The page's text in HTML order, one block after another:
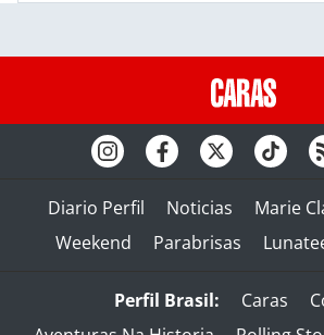
Diario Perfil Noticias Marie
Weekend
Parabrisas
Perfil Brasil: Caras